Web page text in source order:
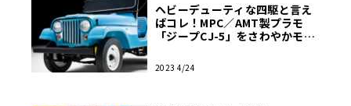
ヘビーデューティな四駆と言え
ばコレ！MPC／AMT製プラモ
「ジープCJ-5」をさわやかモデ
2023 4/24